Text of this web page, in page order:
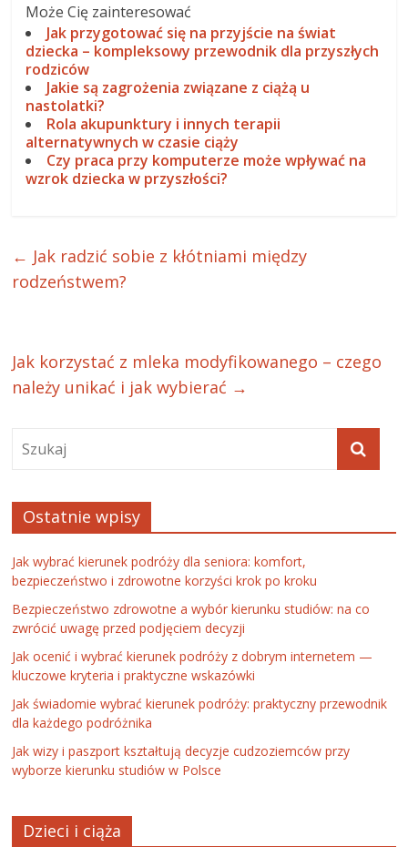
Może Cię zainteresować
Jak przygotować się na przyjście na świat
dziecka – kompleksowy przewodnik dla przyszłych
rodziców
Jakie są zagrożenia związane z ciążą u
nastolatki?
Rola akupunktury i innych terapii
alternatywnych w czasie ciąży
Czy praca przy komputerze może wpływać na
wzrok dziecka w przyszłości?
← Jak radzić sobie z kłótniami między
rodzeństwem?
Jak korzystać z mleka modyfikowanego – czego
należy unikać i jak wybierać →
Ostatnie wpisy
Jak wybrać kierunek podróży dla seniora: komfort,
bezpieczeństwo i zdrowotne korzyści krok po kroku
Bezpieczeństwo zdrowotne a wybór kierunku studiów: na co
zwrócić uwagę przed podjęciem decyzji
Jak ocenić i wybrać kierunek podróży z dobrym internetem —
kluczowe kryteria i praktyczne wskazówki
Jak świadomie wybrać kierunek podróży: praktyczny przewodnik
dla każdego podróżnika
Jak wizy i paszport kształtują decyzje cudzoziemców przy
wyborze kierunku studiów w Polsce
Dzieci i ciąża